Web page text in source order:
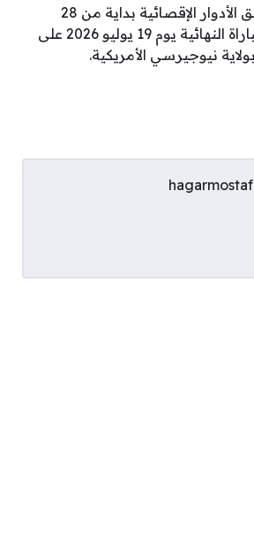
ومن المقرر أن تنطلق الأدوار الإقصائية بداية من 28
يونيو، فيما تُقام المباراة النهائية يوم 19 يوليو 2026 على
نيوجيرسي الأمريكية.